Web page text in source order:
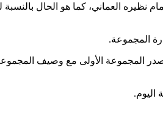
حيث حقق منتخب الكويت التعادل الإيجابي 1-1 في المباراة الافتتاحية
المجموعة.
الأولى مع وصيف المجموعة
اليوم.